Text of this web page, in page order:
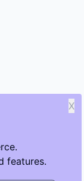
features.
X
and cleaner